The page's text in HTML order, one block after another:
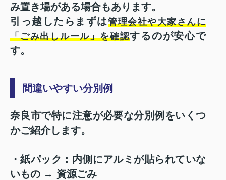
み置き場がある場合もあります。
引っ越したらまずは管理会社や大家さんに
「ごみ出しルール」を確認するのが安心で
す。
間違いやすい分別例
奈良市で特に注意が必要な分別例をいくつ
かご紹介します。
・紙パック：内側にアルミが貼られていな
いもの → 資源ごみ